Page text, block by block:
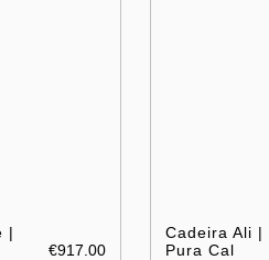
|
€917.00
Cadeira Ali |
Pura Cal